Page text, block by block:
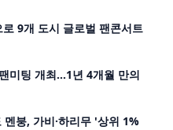
9개 도시 글로벌 팬콘서트
미팅 개최…1년 4개월 만의
붕, 가비·하리무 '상위 1%